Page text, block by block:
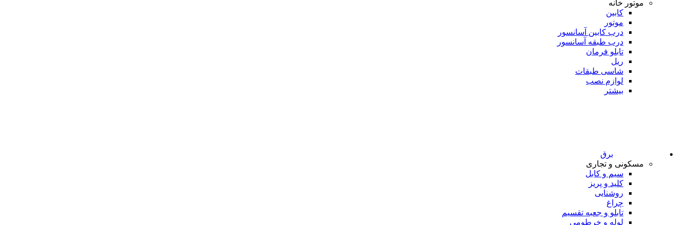
موتور خانه
کابین
موتور
درب کابین آسانسور
درب طبقه آسانسور
تابلو فرمان
ریل
شاسی طبقات
لوازم نصب
بیشتر
برق
مسکونی و تجاری
سیم و کابل
کلید و پریز
روشنایی
چراغ
تابلو و جعبه تقسیم
لوله و خرطومی